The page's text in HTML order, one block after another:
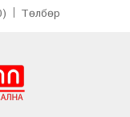
Төлбөр